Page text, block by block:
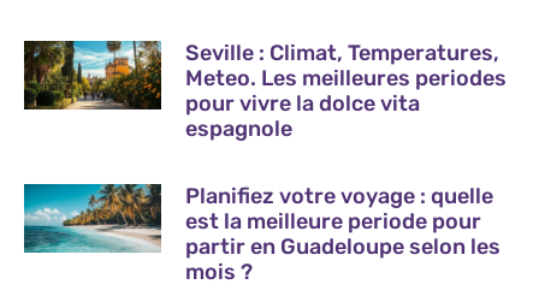
Seville : Climat, Temperatures,
Meteo. Les meilleures periodes
pour vivre la dolce vita
espagnole
Planifiez votre voyage : quelle
est la meilleure periode pour
partir en Guadeloupe selon les
mois ?